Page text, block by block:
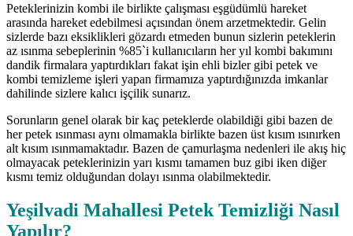
Peteklerinizin kombi ile birlikte çalışması eşgüdümlü hareket
arasında hareket edebilmesi açısından önem arzetmektedir. Gelin
sizlerde bazı eksiklikleri gözardı etmeden bunun sizlerin peteklerin
az ısınma sebeplerinin %85`i kullanıcıların her yıl kombi bakımını
dandik firmalara yaptırdıkları fakat işin ehli bizler gibi petek ve
kombi temizleme işleri yapan firmamıza yaptırdığınızda imkanlar
dahilinde sizlere kalıcı işçilik sunarız.
Sorunların genel olarak bir kaç peteklerde olabildiği gibi bazen de
her petek ısınması aynı olmamakla birlikte bazen üst kısım ısınırken
alt kısım ısınmamaktadır. Bazen de çamurlaşma nedenleri ile akış hiç
olmayacak peteklerinizin yarı kısmı tamamen buz gibi iken diğer
kısmı temiz olduğundan dolayı ısınma olabilmektedir.
Yeşilvadi Mahallesi Petek Temizliği Nasıl
Yapılır?